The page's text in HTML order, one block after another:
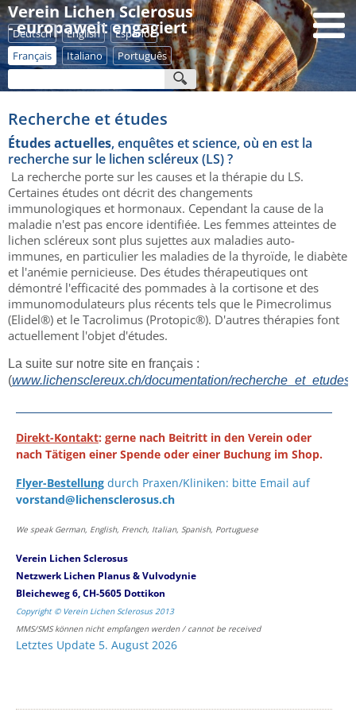
Verein Lichen Sclerosus
- europaweit engagiert
Deutsch English
Español
Français
Italiano Português
Recherche et études
Études actuelles, enquêtes et science, où en est la
recherche sur le lichen scléreux (LS) ?
La recherche porte sur les causes et la thérapie du LS.
Certaines études ont décrit des changements
immunologiques et hormonaux. Cependant la cause de la
maladie n'est pas encore identifiée. Les femmes atteintes de
lichen scléreux sont plus sujettes aux maladies auto-
immunes, en particulier les maladies de la thyroïde, le diabète
et l'anémie pernicieuse. Des études thérapeutiques ont
démontré l'efficacité des pommades à la cortisone et des
immunomodulateurs plus récents tels que le Pimecrolimus
(Elidel®) et le Tacrolimus (Protopic®). D'autres thérapies font
actuellement l'objet d'études.
La suite sur notre site en français :
(www.lichensclereux.ch/documentation/recherche_et_etudes
Direkt-Kontakt: gerne nach Beitritt in den Verein oder
nach Tätigen einer Spende oder einer Buchung im Shop.
Flyer-Bestellung durch Praxen/Kliniken: bitte Email auf
vorstand@lichensclerosus.ch
We speak German, English, French, Italian, Spanish, Portuguese
Verein Lichen Sclerosus
Netzwerk Lichen Planus & Vulvodynie
Bleicheweg 6, CH-5605 Dottikon
Copyright © Verein Lichen Sclerosus 2013
MMS/SMS können nicht empfangen werden / cannot be received
Letztes Update 5. August 2026